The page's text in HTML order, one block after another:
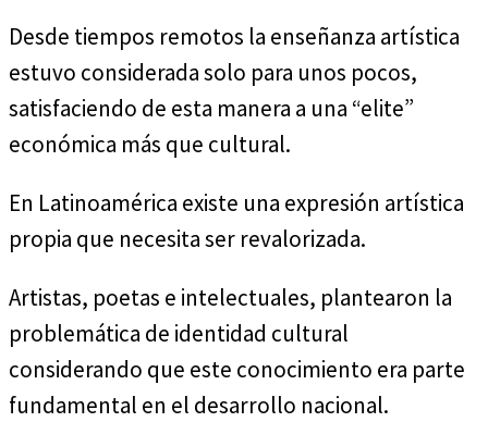
Desde tiempos remotos la enseñanza artística
estuvo considerada solo para unos pocos,
satisfaciendo de esta manera a una “elite”
económica más que cultural.
En Latinoamérica existe una expresión artística
propia que necesita ser revalorizada.
Artistas, poetas e intelectuales, plantearon la
problemática de identidad cultural
considerando que este conocimiento era parte
fundamental en el desarrollo nacional.